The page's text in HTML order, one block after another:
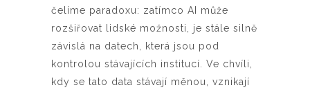
čelíme paradoxu: zatímco AI může
rozšiřovat lidské možnosti, je stále silně
závislá na datech, která jsou pod
kontrolou stávajících institucí. Ve chvíli,
kdy se tato data stávají měnou, vznikají